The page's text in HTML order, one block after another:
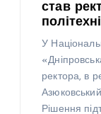
став
У
ректора, в
Рішення